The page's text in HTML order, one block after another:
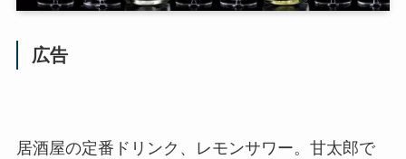
広告
居酒屋の定番ドリンク、レモンサワー。甘太郎で